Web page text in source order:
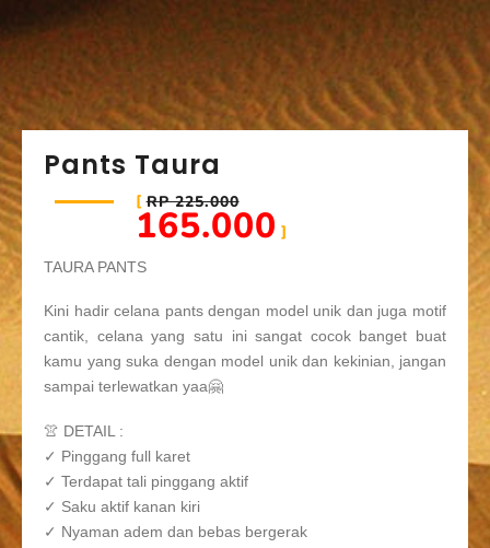
Pants Taura
RP 225.000
165.000
TAURA PANTS
Kini hadir celana pants dengan model unik dan juga motif
cantik, celana yang satu ini sangat cocok banget buat
kamu yang suka dengan model unik dan kekinian, jangan
sampai terlewatkan yaa🤗
👚 DETAIL :
✓ Pinggang full karet
✓ Terdapat tali pinggang aktif
✓ Saku aktif kanan kiri
✓ Nyaman adem dan bebas bergerak